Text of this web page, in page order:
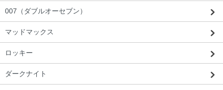
007（ダブルオーセブン）
マッドマックス
ロッキー
ダークナイト